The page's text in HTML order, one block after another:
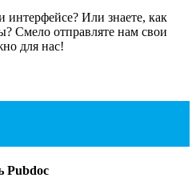
Или знаете, как
Смело отправляте нам свои
для нас!
Pubdoc